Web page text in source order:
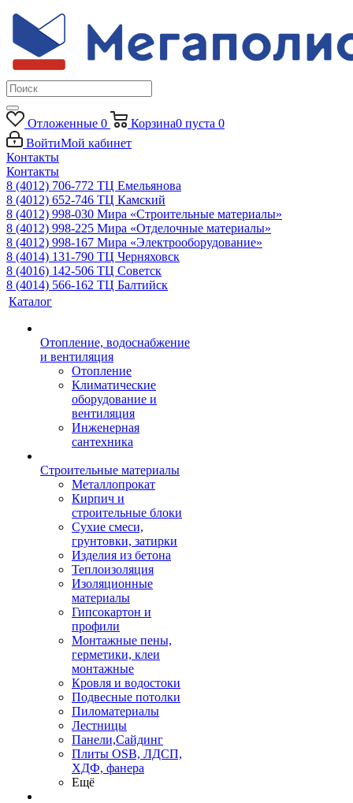
Отложенные 0 Корзина0 пуста 0
ВойтиМой кабинет
Контакты
Контакты
8 (4012) 706-772 ТЦ Емельянова
8 (4012) 652-746 ТЦ Камский
8 (4012) 998-030 Мира «Строительные материалы»
8 (4012) 998-225 Мира «Отделочные материалы»
8 (4012) 998-167 Мира «Электрооборудование»
8 (4014) 131-790 ТЦ Черняховск
8 (4016) 142-506 ТЦ Советск
8 (4014) 566-162 ТЦ Балтийск
Каталог
Отопление, водоснабжение
и вентиляция
Отопление
Климатические
оборудование и
вентиляция
Инженерная
сантехника
Строительные материалы
Металлопрокат
Кирпич и
строительные блоки
Сухие смеси,
грунтовки, затирки
Изделия из бетона
Теплоизоляция
Изоляционные
материалы
Гипсокартон и
профили
Монтажные пены,
герметики, клеи
монтажные
Кровля и водостоки
Подвесные потолки
Пиломатериалы
Лестницы
Панели,Сайдинг
Плиты OSB, ЛДСП,
ХДФ, фанера
Ещё